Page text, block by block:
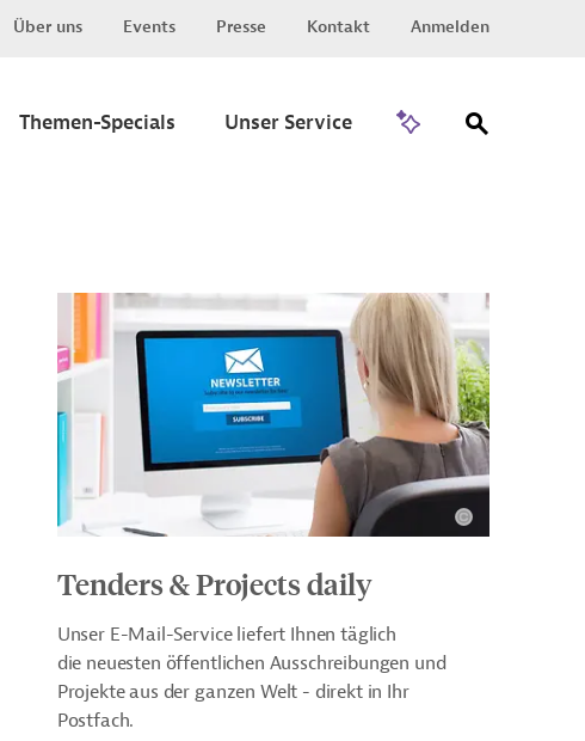
Über uns Events Presse Kontakt Anmelden
Themen-Specials Unser Service
Tenders & Projects daily
Unser E-Mail-Service liefert Ihnen täglich
die neuesten öffentlichen Ausschreibungen und
Projekte aus der ganzen Welt - direkt in Ihr
Postfach.